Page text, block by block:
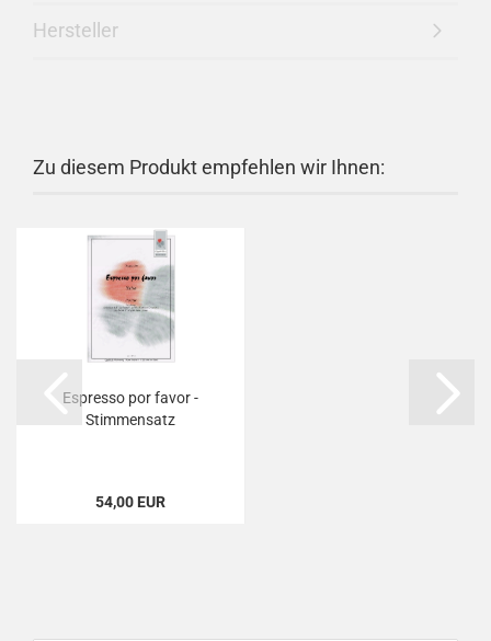
Hersteller
Zu diesem Produkt empfehlen wir Ihnen:
Espresso por favor -
Stimmensatz
54,00 EUR